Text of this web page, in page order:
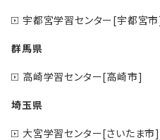
宇都宮学習センター[宇都宮
群馬県
高崎学習センター[高崎市]
埼玉県
大宮学習センター[さいたま市]